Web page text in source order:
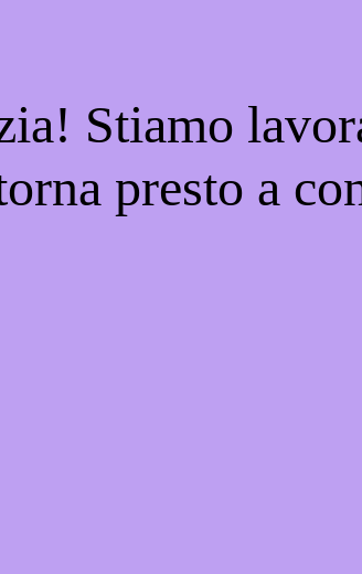
Stiamo
presto a